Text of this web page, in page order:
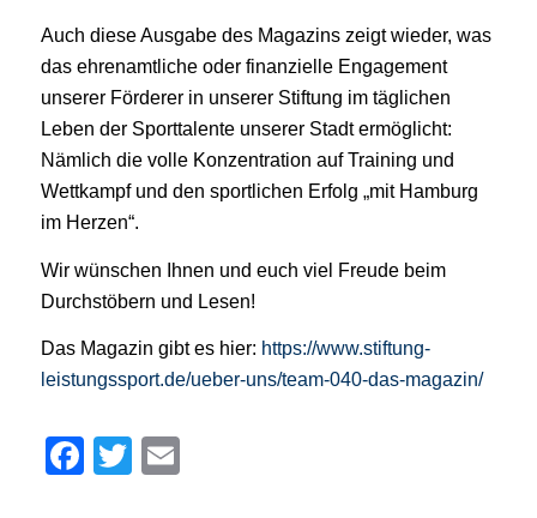
Auch diese Ausgabe des Magazins zeigt wieder, was
das ehrenamtliche oder finanzielle Engagement
unserer Förderer in unserer Stiftung im täglichen
Leben der Sporttalente unserer Stadt ermöglicht:
Nämlich die volle Konzentration auf Training und
Wettkampf und den sportlichen Erfolg „mit Hamburg
im Herzen“.
Wir wünschen Ihnen und euch viel Freude beim
Durchstöbern und Lesen!
Das Magazin gibt es hier: https://www.stiftung-
leistungssport.de/ueber-uns/team-040-das-magazin/
Facebook
Twitter